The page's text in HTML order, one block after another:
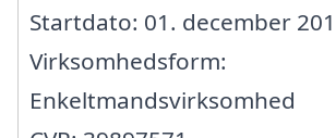
Startdato: 01. december
Virksomhedsform:
Enkeltmandsvirksomhed